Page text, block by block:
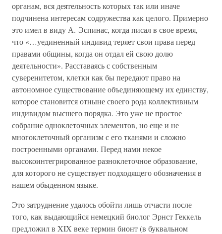
органам, вся деятельность которых так или иначе
подчинена интересам содружества как целого. Примерно
это имел в виду А. Эспинас, когда писал в свое время,
что «…уединенный индивид теряет свои права перед
правами общины, когда он отдал ей свою долю
деятельности». Расставаясь с собственным
суверенитетом, клетки как бы передают право на
автономное существование объединяющему их единству,
которое становится отныне своего рода коллективным
индивидом высшего порядка. Это уже не простое
собрание одноклеточных элементов, но еще и не
многоклеточный организм с его тканями и сложно
построенными органами. Перед нами некое
высокоинтегрированное разноклеточное образование,
для которого не существует подходящего обозначения в
нашем обыденном языке.
Это затруднение удалось обойти лишь отчасти после
того, как выдающийся немецкий биолог Эрнст Геккель
предложил в XIX веке термин бионт (в буквальном